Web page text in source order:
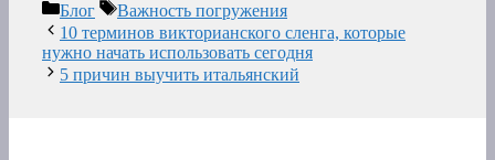
Рубрики
Блог Метки
Важность погружения
10 терминов викторианского сленга, которые
нужно начать использовать сегодня
5 причин выучить итальянский